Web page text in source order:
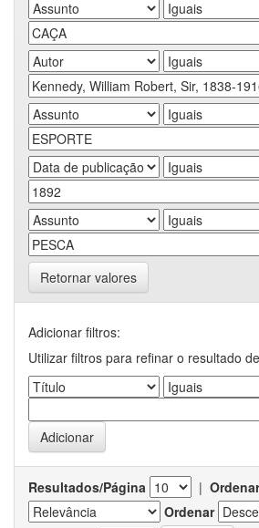
Retornar valores
Adicionar filtros:
Utilizar filtros para refinar o resultado
Resultados/Página |
Ordenar